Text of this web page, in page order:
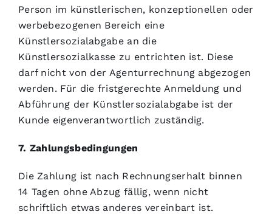
Person im künstlerischen, konzeptionellen oder
werbebezogenen Bereich eine
Künstlersozialabgabe an die
Künstlersozialkasse zu entrichten ist. Diese
darf nicht von der Agenturrechnung abgezogen
werden. Für die fristgerechte Anmeldung und
Abführung der Künstlersozialabgabe ist der
Kunde eigenverantwortlich zuständig.
7. Zahlungsbedingungen
Die Zahlung ist nach Rechnungserhalt binnen
14 Tagen ohne Abzug fällig, wenn nicht
schriftlich etwas anderes vereinbart ist.